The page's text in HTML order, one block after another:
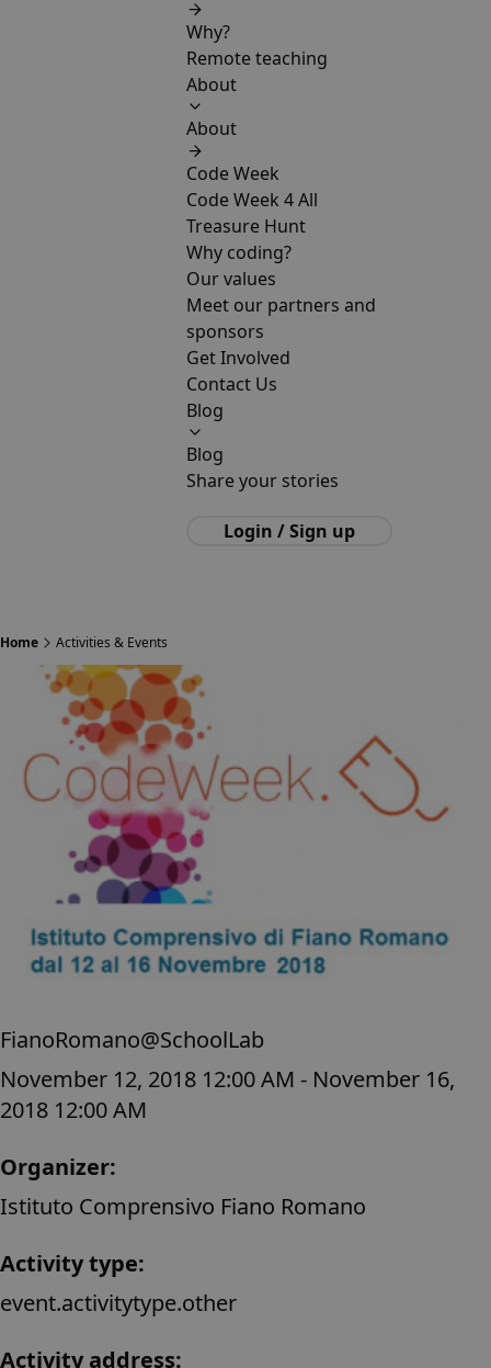
Why?
Remote teaching
About
About
Code Week
Code Week 4 All
Treasure Hunt
Why coding?
Our values
Meet our partners and
sponsors
Get Involved
Contact Us
Blog
Blog
Share your stories
Login / Sign up
Home Activities & Events
FianoRomano@SchoolLab
November 12, 2018 12:00 AM - November 16,
2018 12:00 AM
Organizer:
Istituto Comprensivo Fiano Romano
Activity type:
event.activitytype.other
Activity address: